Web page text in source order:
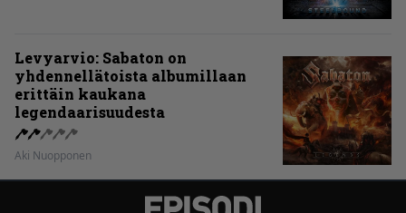
Levyarvio: Sabaton on
yhdennellätoista albumillaan
erittäin kaukana
legendaarisuudesta
Aki Nuopponen